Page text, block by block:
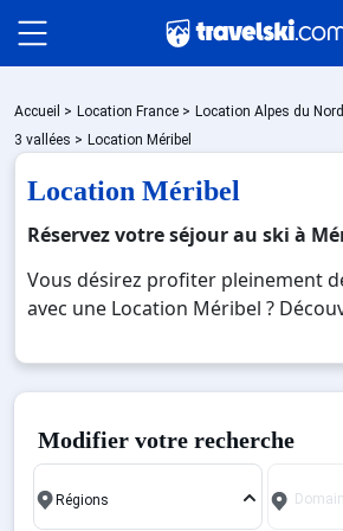
Packages
🚆Train de nuit
Stations
Hébergements
Bons plans
Accueil > Location France > Location Alpes du Nord
3 vallées > Location Méribel
Location Méribel
Réservez votre séjour au ski à
Vous désirez profiter pleinement
avec une Location Méribel ?
Location Méribel pour skier sans
de l'an, février. Fermez les yeux et
de votre Location Méribel, une
glisse sur les pistes de ski et des
montagnards. Pour un week-end
Modifier votre recherche